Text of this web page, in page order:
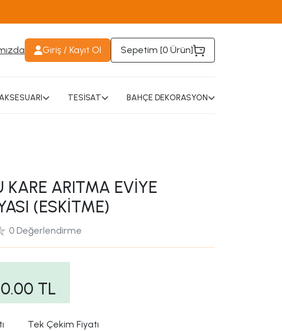
Giriş / Kayıt Ol Sepetim [0 Ürün]
TESİSAT BAHÇE DEKORASYON
KARE ARITMA EVİYE
(ESKİTME)
0 Değerlendirme
TL
Tek Çekim Fiyatı